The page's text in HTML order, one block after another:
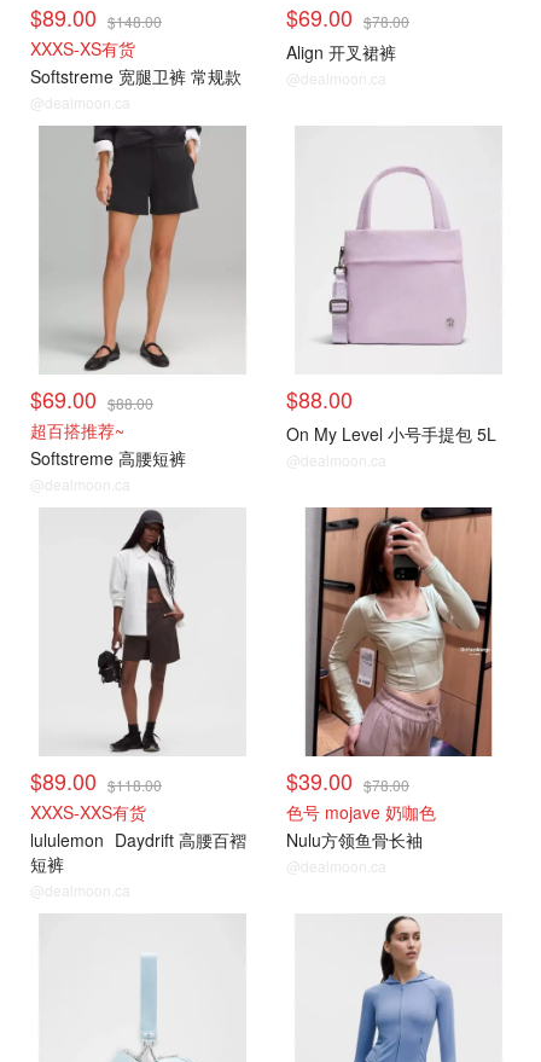
$89.00 $148.00
XXXS-XS有货
Softstreme 宽腿卫裤 常规款
@dealmoon.ca
$69.00 $78.00
Align 开叉裙裤
@dealmoon.ca
$69.00 $88.00
超百搭推荐~
Softstreme 高腰短裤
@dealmoon.ca
$88.00
On My Level 小号手提包 5L
@dealmoon.ca
$89.00 $118.00
XXXS-XXS有货
lululemon Daydrift 高腰百褶
短裤
@dealmoon.ca
$39.00 $78.00
色号 mojave 奶咖色
Nulu方领鱼骨长袖
@dealmoon.ca